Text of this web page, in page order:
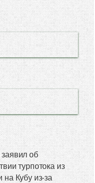
об
турпотока из
на Кубу из-за